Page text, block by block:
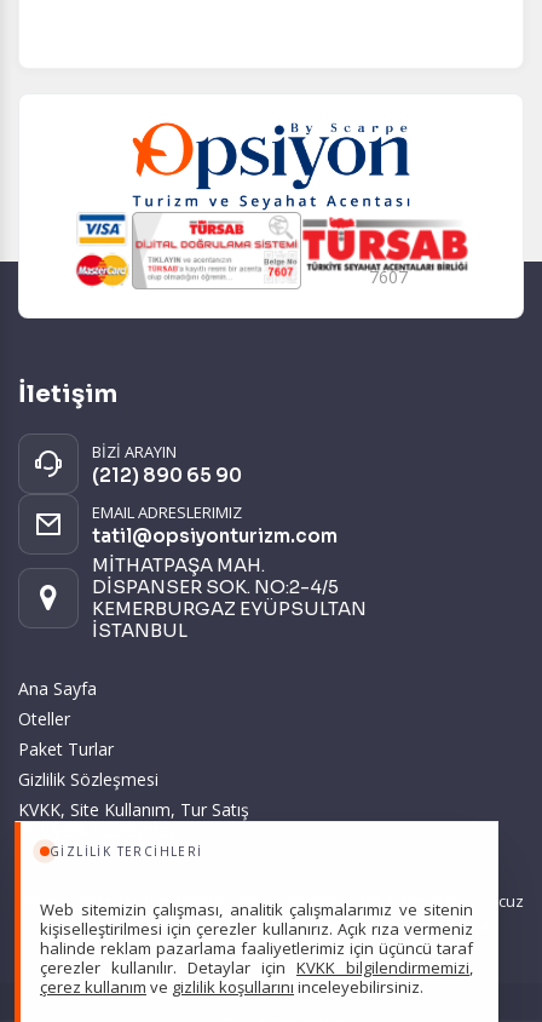
GIZLILIK TERCIHLERI
Web sitemizin çalışması, analitik çalışmalarımız ve sitenin
kişiselleştirilmesi için çerezler kullanırız. Açık rıza vermeniz
halinde reklam pazarlama faaliyetlerimiz için üçüncü taraf
çerezler kullanılır. Detaylar için KVKK bilgilendirmemizi,
çerez kullanım ve gizlilik koşullarını inceleyebilirsiniz.
7607
İletişim
BİZİ ARAYIN
(212) 890 65 90
EMAIL ADRESLERIMIZ
tatil@opsiyonturizm.com
MİTHATPAŞA MAH.
DİSPANSER SOK. NO:2-4/5
KEMERBURGAZ EYÜPSULTAN
İSTANBUL
Ana Sayfa
Oteller
Paket Turlar
Gizlilik Sözleşmesi
KVKK, Site Kullanım, Tur Satış
Sitemizde anılan tüm fiyatlar, geçerli kartlar ile tek ödemede, en ucuz
başlangıç fiyatlardır ve yeterli kontenjan olması durumunda
geçerlidir.